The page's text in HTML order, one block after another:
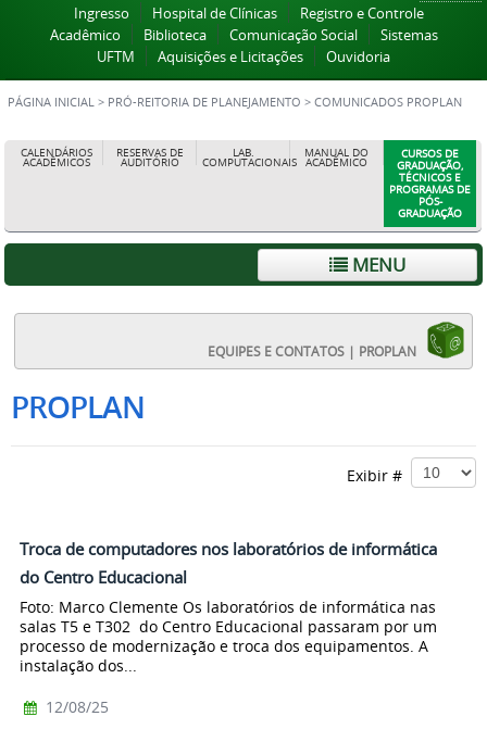
Ingresso Hospital de Clínicas
Registro e Controle
Acadêmico
Biblioteca Comunicação Social
Sistemas
UFTM
Aquisições e Licitações Ouvidoria
PÁGINA INICIAL > PRÓ-REITORIA DE PLANEJAMENTO > COMUNICADOS PROPLAN
CALENDÁRIOS
ACADÊMICOS
RESERVAS DE
AUDITÓRIO
LAB.
COMPUTACIONAIS
MANUAL DO
ACADÊMICO
CURSOS DE
GRADUAÇÃO,
TÉCNICOS E
PROGRAMAS DE
PÓS-
GRADUAÇÃO
MENU
EQUIPES E CONTATOS | PROPLAN
PROPLAN
Exibir #
Troca de computadores nos laboratórios de informática
do Centro Educacional
Foto: Marco Clemente Os laboratórios de informática nas
salas T5 e T302 do Centro Educacional passaram por um
processo de modernização e troca dos equipamentos. A
instalação dos...
12/08/25